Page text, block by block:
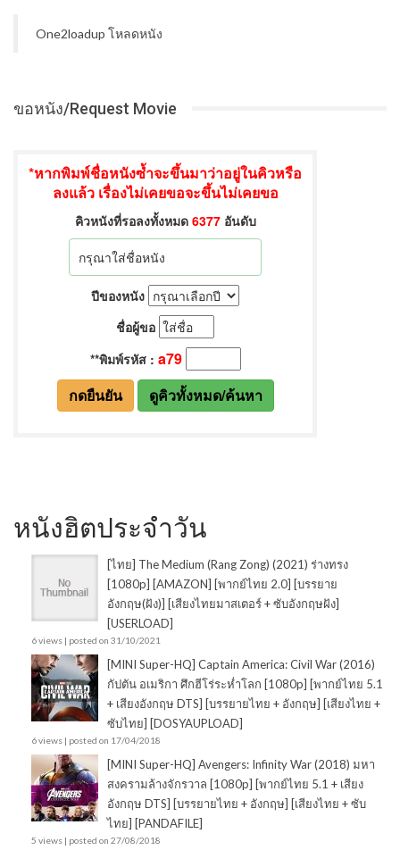
One2loadup โหลดหนัง
ขอหนัง/Request Movie
หนังฮิตประจำวัน
[ไทย] The Medium (Rang Zong) (2021) ร่างทรง
[1080p] [AMAZON] [พากย์ไทย 2.0] [บรรยาย
อังกฤษ(ฝัง)] [เสียงไทยมาสเตอร์ + ซับอังกฤษฝัง]
[USERLOAD]
6 views | posted on 31/10/2021
[MINI Super-HQ] Captain America: Civil War (2016)
กัปตัน อเมริกา ศึกฮีโร่ระห่ำโลก [1080p] [พากย์ไทย 5.1
+ เสียงอังกฤษ DTS] [บรรยายไทย + อังกฤษ] [เสียงไทย +
ซับไทย] [DOSYAUPLOAD]
6 views | posted on 17/04/2018
[MINI Super-HQ] Avengers: Infinity War (2018) มหา
สงครามล้างจักรวาล [1080p] [พากย์ไทย 5.1 + เสียง
อังกฤษ DTS] [บรรยายไทย + อังกฤษ] [เสียงไทย + ซับ
ไทย] [PANDAFILE]
5 views | posted on 27/08/2018